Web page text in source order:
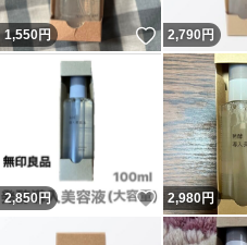
1,550円 いいね！
2,790 円
2,850円 いいね！
2,980円